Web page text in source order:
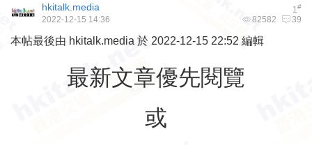
1#
hkitalk.media
82582 39
2022-12-15 14:36
本帖最後由 hkitalk.media 於 2022-12-15 22:52 編輯
最新文章優先閱覽
或